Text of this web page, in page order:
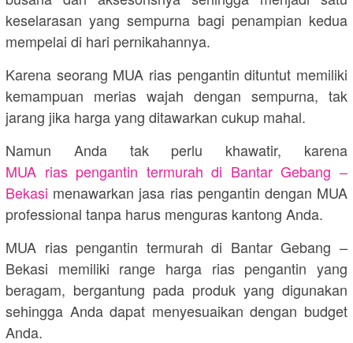
keselarasan yang sempurna bagi penampian kedua
mempelai di hari pernikahannya.
Karena seorang MUA rias pengantin dituntut memiliki
kemampuan merias wajah dengan sempurna, tak
jarang jika harga yang ditawarkan cukup mahal.
Namun Anda tak perlu khawatir, karena
MUA rias pengantin termurah di Bantar Gebang –
Bekasi menawarkan jasa rias pengantin dengan MUA
professional tanpa harus menguras kantong Anda.
MUA rias pengantin termurah di Bantar Gebang –
Bekasi memiliki range harga rias pengantin yang
beragam, bergantung pada produk yang digunakan
sehingga Anda dapat menyesuaikan dengan budget
Anda.